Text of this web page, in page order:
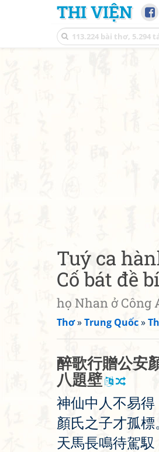
THI VIỆN
Tuý ca
Cố bát đề
họ Nhan ở Công
Thơ»Trung Quốc»
醉歌行贈公安
八題壁
神仙中 人不易得
顏氏之子才孤標
天馬長鳴待駕馭